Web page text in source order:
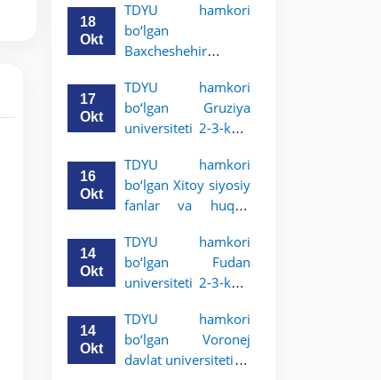
universiteti 2-3-
bosqich talabalari
uchun akademik
e’lon qildi
18
Okt
TDYU hamkori
bo‘lgan
Baxcheshehir
bosqich talabalari
uchun akademik
mobillik dasturini
17
Okt
TDYU hamkori
bo‘lgan Gruziya
universiteti 2-3-kurs
akademik mobillik
dasturini e’lon qildi
16
Okt
TDYU hamkori
bo‘lgan Xitoy siyosiy
fanlar va huquq
talabalari uchun
akademik mobillik
dasturini e’lon qildi
14
Okt
TDYU hamkori
bo‘lgan Fudan
universiteti 2-3-kurs
akademik mobillik
dasturini e’lon qildi
14
Okt
TDYU hamkori
bo‘lgan Voronej
davlat universiteti 2-